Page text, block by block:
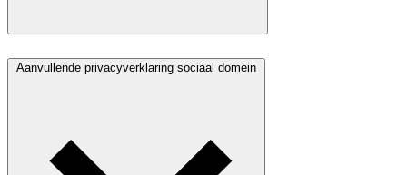
Aanvullende privacyverklaring sociaal domein